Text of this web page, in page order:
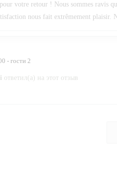
votre retour ! Nous sommes ravis
nous fait extrêmement
- гости 2
ответил(а) на этот отзыв